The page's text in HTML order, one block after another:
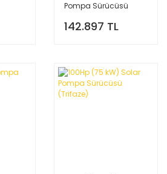
Pompa Sürücüsü
142.897 TL